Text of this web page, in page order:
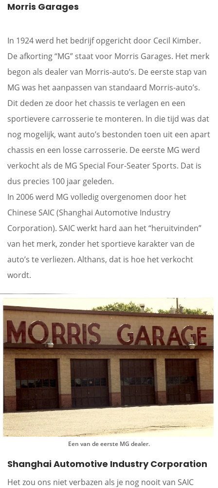
Morris Garages
In 1924 werd het bedrijf opgericht door Cecil Kimber.
De afkorting “MG” staat voor Morris Garages. Het merk
begon als dealer van Morris-auto’s. De eerste stap van
MG was het aanpassen van standaard Morris-auto’s.
Dit deden ze door het chassis te verlagen en een
sportievere carrosserie te monteren. In die tijd was dat
nog mogelijk, want auto’s bestonden toen uit een apart
chassis en een losse carrosserie. De eerste MG werd
verkocht als de MG Special Four-Seater Sports. Dat is
dus precies 100 jaar geleden.
In 2006 werd MG volledig overgenomen door het
Chinese SAIC (Shanghai Automotive Industry
Corporation). SAIC werkt hard aan het “heruitvinden”
van het merk, zonder het sportieve karakter van de
auto’s te verliezen. Althans, dat is hoe het verkocht
wordt.
Een van de eerste MG dealer.
Shanghai Automotive Industry Corporation
Het zou ons niet verbazen als je nog nooit van SAIC